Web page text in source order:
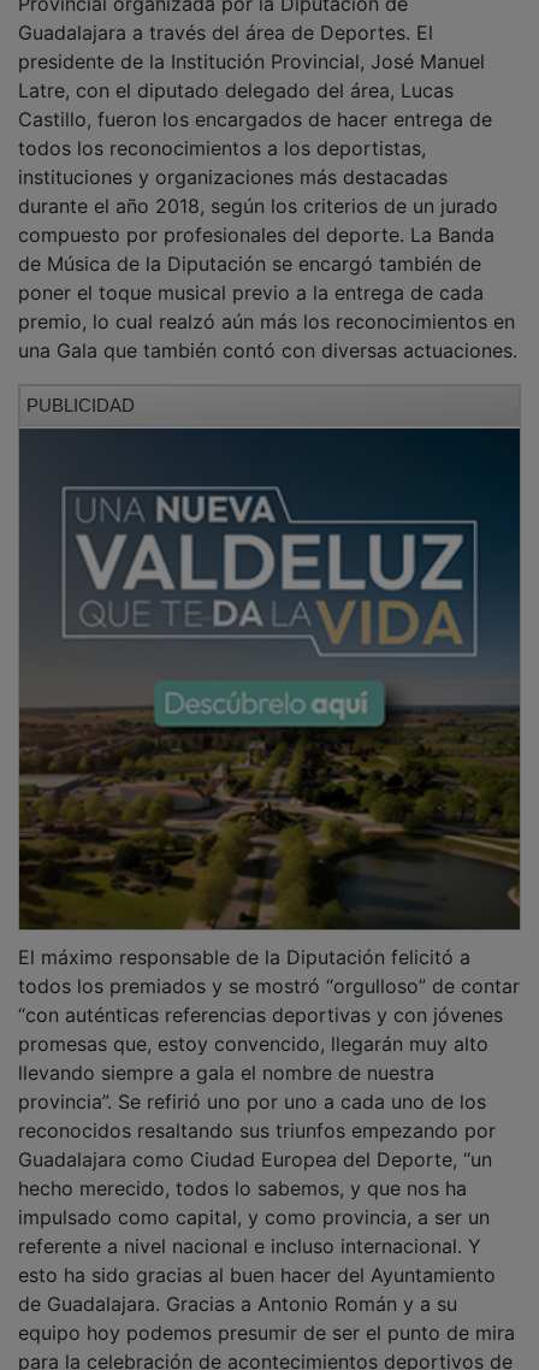
Guadalajara a través del área de Deportes. El
presidente de la Institución Provincial, José Manuel
Latre, con el diputado delegado del área, Lucas
Castillo, fueron los encargados de hacer entrega de
todos los reconocimientos a los deportistas,
instituciones y organizaciones más destacadas
durante el año 2018, según los criterios de un jurado
compuesto por profesionales del deporte. La Banda
de Música de la Diputación se encargó también de
poner el toque musical previo a la entrega de cada
premio, lo cual realzó aún más los reconocimientos en
una Gala que también contó con diversas actuaciones.
todos los premiados y se mostró “orgulloso” de contar
“con auténticas referencias deportivas y con jóvenes
promesas que, estoy convencido, llegarán muy alto
llevando siempre a gala el nombre de nuestra
provincia”. Se refirió uno por uno a cada uno de los
reconocidos resaltando sus triunfos empezando por
Guadalajara como Ciudad Europea del Deporte, “un
hecho merecido, todos lo sabemos, y que nos ha
impulsado como capital, y como provincia, a ser un
referente a nivel nacional e incluso internacional. Y
esto ha sido gracias al buen hacer del Ayuntamiento
de Guadalajara. Gracias a Antonio Román y a su
equipo hoy podemos presumir de ser el punto de mira
para la celebración de acontecimientos deportivos de